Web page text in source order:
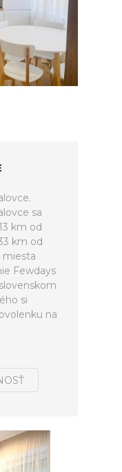
sa
km od
km od
miesta
Fewdays
si
na